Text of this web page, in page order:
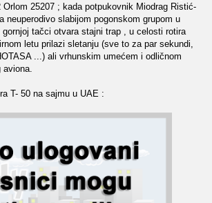
25207 ; kada potpukovnik Miodrag Ristić-
neuperodivo slabijom pogonskom grupom u
tačci otvara stajni trap , u celosti rotira
letu prilazi sletanju (sve to za par sekundi,
...) ali vrhunskim umećem i odličnom
T- 50 na sajmu u UAE :